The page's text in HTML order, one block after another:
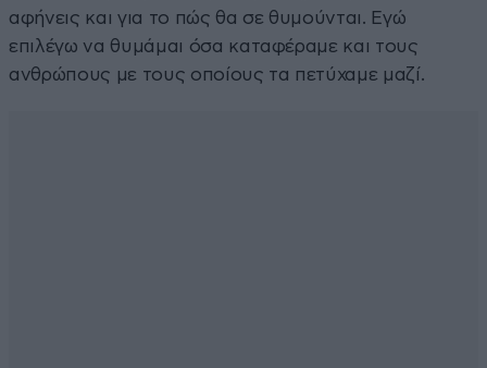
αφήνεις και για το πώς θα σε θυμούνται. Εγώ
επιλέγω να θυμάμαι όσα καταφέραμε και τους
ανθρώπους με τους οποίους τα πετύχαμε μαζί.